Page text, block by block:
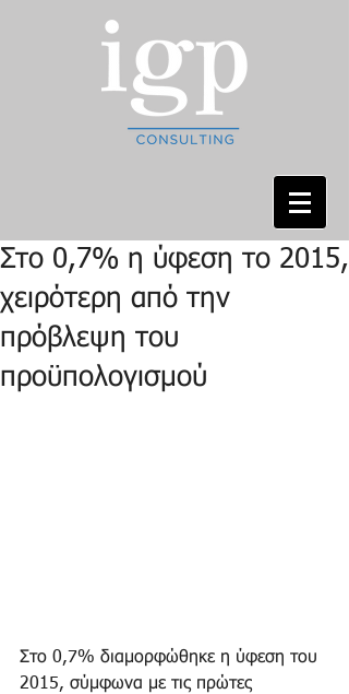
Στο 0,7% η ύφεση το 2015,
χειρότερη από την
πρόβλεψη του
προϋπολογισμού
Στο 0,7% διαμορφώθηκε η ύφεση του
2015, σύμφωνα με τις πρώτες